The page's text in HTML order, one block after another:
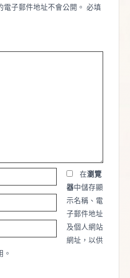
子郵件地址不會公開。 必填
在瀏覽
器中儲存顯
示名稱、電
子郵件地址
及個人網站
網址，以供
。